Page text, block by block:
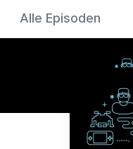
Alle Episoden